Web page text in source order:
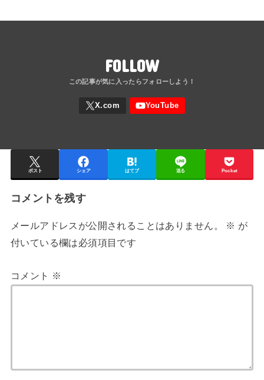
FOLLOW
ポスト シェア はてブ 送る Pocket
コメントを残す
メールアドレスが公開されることはありません。 ※ が
付いている欄は必須項目です
コメント ※